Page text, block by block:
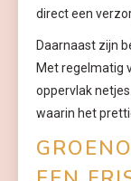
direct een
Daarnaast zijn
Met regelmatig
oppervlak
waarin het